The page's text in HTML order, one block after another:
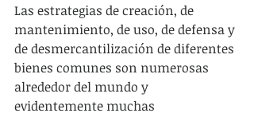
Las estrategias de creación, de
mantenimiento, de uso, de defensa y
de desmercantilización de diferentes
bienes comunes son numerosas
alrededor del mundo y
evidentemente muchas